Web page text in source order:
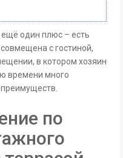
ещё один плюс – есть
с гостиной,
в котором хозяин
времени много
по